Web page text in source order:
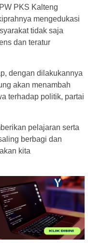
PKS Kalteng
mengedukasi
tidak saja
dan teratur
dengan dilakukannya
akan menambah
terhadap politik, partai
pelajaran serta
berbagi dan
kita